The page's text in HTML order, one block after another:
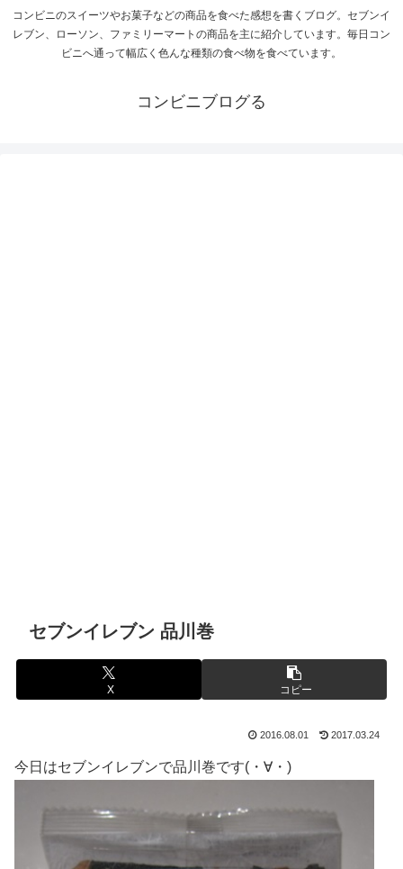
コンビニのスイーツやお菓子などの商品を食べた感想を書くブログ。セブンイ
レブン、ローソン、ファミリーマートの商品を主に紹介しています。毎日コン
ビニへ通って幅広く色んな種類の食べ物を食べています。
コンビニブログる
セブンイレブン 品川巻
X コピー
2016.08.01 2017.03.24
今日はセブンイレブンで品川巻です(・∀・)